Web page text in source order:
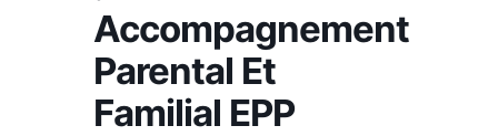
Accompagnement
Parental Et
Familial EPP